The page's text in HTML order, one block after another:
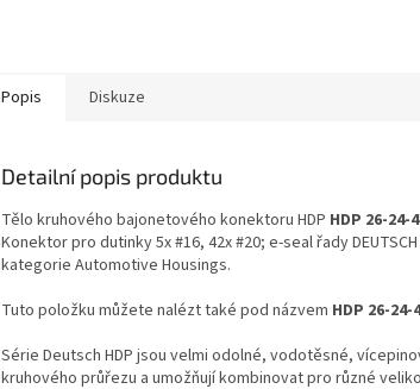
Popis Diskuze
Detailní popis produktu
Tělo kruhového bajonetového konektoru HDP HDP 26-24-
Konektor pro dutinky 5x #16, 42x #20; e-seal řady DEUTSCH
kategorie Automotive Housings.
Tuto položku můžete nalézt také pod názvem HDP 26-24-
Série Deutsch HDP jsou velmi odolné, vodotěsné,
kruhového průřezu a umožňují kombinovat pro různé